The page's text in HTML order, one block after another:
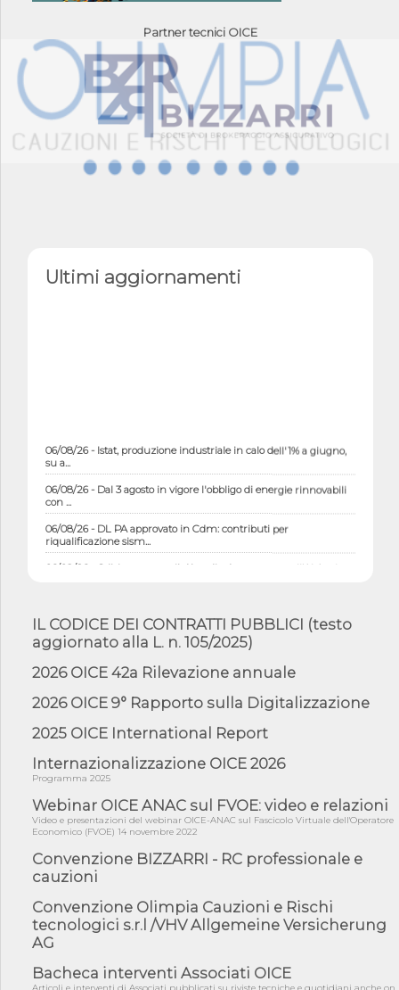
Partner tecnici OICE
Ultimi aggiornamenti
06/08/26 - Istat, produzione industriale in calo dell'1% a giugno,
su a...
06/08/26 - Dal 3 agosto in vigore l'obbligo di energie rinnovabili
con ...
06/08/26 - DL PA approvato in Cdm: contributi per
riqualificazione sism...
06/08/26 - CdM: approvato il d.lgs. di adeguamento all’AI Act in
norme UE in m...
05/08/26 - DL Infrastrutture e PNRR è legge: approvata oggi la
amminist...
2 s...
05/08/26 - SAVE THE DATE: Assemblea Pubblica Confindustria
Professioni ...
05/08/26 - Successo OICE per il bando della Città metropolitana
di Reg...
05/08/26 - Lettera OICE per il bando della Giunta Regionale della
04/08/26 - DL PA: previste cancellazioni da elenchi professionisti
04/08/26 - International Sustainable Buildings Competition -
COP31, An...
impugnar...
IL CODICE DEI CONTRATTI PUBBLICI (testo
aggiornato alla L. n. 105/2025)
2026 OICE 42a Rilevazione annuale
2026 OICE 9° Rapporto sulla Digitalizzazione
2025 OICE International Report
Internazionalizzazione OICE 2026
Programma 2025
Webinar OICE ANAC sul FVOE: video e relazioni
Video e presentazioni del webinar OICE-ANAC sul Fascicolo Virtuale dell'Operatore
Economico (FVOE) 14 novembre 2022
Convenzione BIZZARRI - RC professionale e
cauzioni
Convenzione Olimpia Cauzioni e Rischi
tecnologici s.r.l /VHV Allgemeine Versicherung
AG
Bacheca interventi Associati OICE